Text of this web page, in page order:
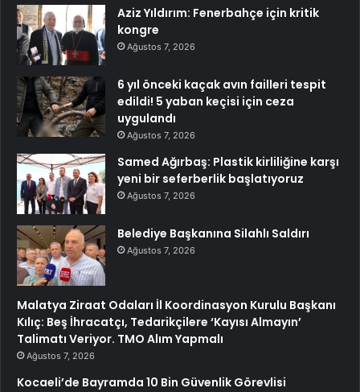
Aziz Yıldırım: Fenerbahçe için kritik
kongre
Ağustos 7, 2026
6 yıl önceki kaçak avın failleri tespit
edildi! 5 yaban keçisi için ceza
uygulandı
Ağustos 7, 2026
Samed Ağırbaş: Plastik kirliliğine karşı
yeni bir seferberlik başlatıyoruz
Ağustos 7, 2026
Belediye Başkanına Silahlı Saldırı
Ağustos 7, 2026
Malatya Ziraat Odaları İl Koordinasyon Kurulu Başkanı
Kılıç: Beş İhracatçı, Tedarikçilere ‘Kayısı Almayın’
Talimatı Veriyor. TMO Alım Yapmalı
Ağustos 7, 2026
Kocaeli’de Bayramda 10 Bin Güvenlik Görevlisi